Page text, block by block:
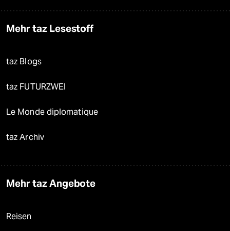
Mehr taz Lesestoff
taz Blogs
taz FUTURZWEI
Le Monde diplomatique
taz Archiv
Mehr taz Angebote
Reisen